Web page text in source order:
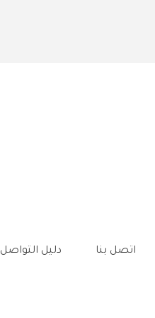
اتصل بنا دليل التواصل